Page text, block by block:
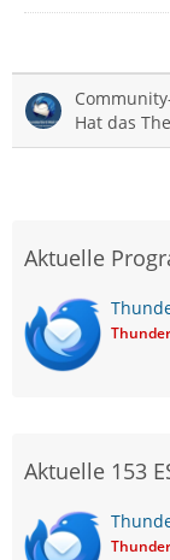
Hat das
Aktuelle
Thunder
Aktuelle 153
Thunder